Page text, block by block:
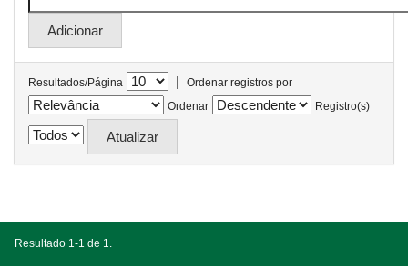
Resultados/Página |
Ordenar registros por
Ordenar
Registro(s)
Resultado 1-1 de 1.